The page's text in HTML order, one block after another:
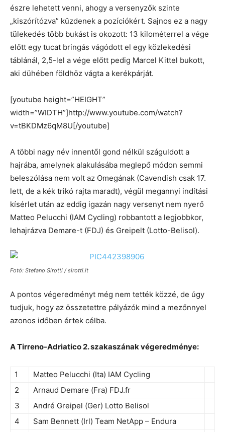
észre lehetett venni, ahogy a versenyzők szinte
„kiszórítózva” küzdenek a pozíciókért. Sajnos ez a nagy
tülekedés több bukást is okozott: 13 kilométerrel a vége
előtt egy tucat bringás vágódott el egy közlekedési
táblánál, 2,5-lel a vége előtt pedig Marcel Kittel bukott,
aki dühében földhöz vágta a kerékpárját.
[youtube height=”HEIGHT”
width=”WIDTH”]http://www.youtube.com/watch?
v=tBKDMz6qM8U[/youtube]
A többi nagy név innentől gond nélkül száguldott a
hajrába, amelynek alakulásába meglepő módon semmi
beleszólása nem volt az Omegának (Cavendish csak 17.
lett, de a kék trikó rajta maradt), végül megannyi indítási
kísérlet után az eddig igazán nagy versenyt nem nyerő
Matteo Pelucchi (IAM Cycling) robbantott a legjobbkor,
lehajrázva Demare-t (FDJ) és Greipelt (Lotto-Belisol).
Fotó: Stefano Sirotti / sirotti.it
A pontos végeredményt még nem tették közzé, de úgy
tudjuk, hogy az összetettre pályázók mind a mezőnnyel
azonos időben értek célba.
A Tirreno-Adriatico 2. szakaszának végeredménye:
1
Matteo Pelucchi (Ita) IAM Cycling
2
Arnaud Demare (Fra) FDJ.fr
3
André Greipel (Ger) Lotto Belisol
4
Sam Bennett (Irl) Team NetApp – Endura